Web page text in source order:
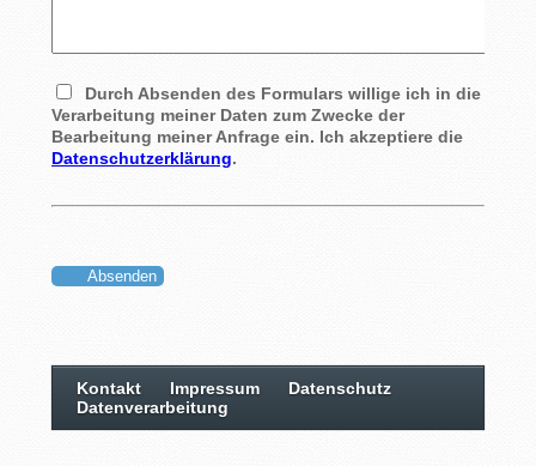
Durch Absenden des Formulars willige ich in die
Verarbeitung meiner Daten zum Zwecke der
Bearbeitung meiner Anfrage ein. Ich akzeptiere die
Datenschutzerklärung.
Absenden
Kontakt Impressum
Datenschutz
Datenverarbeitung